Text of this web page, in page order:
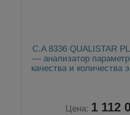
C.A 8336 QUALISTAR
— анализатор
качества и количества
Цена: 1 112